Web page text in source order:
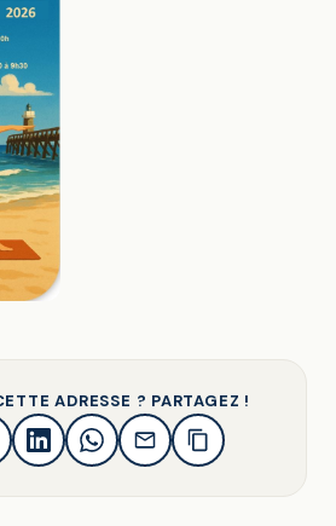
ADRESSE ? PARTAGEZ !